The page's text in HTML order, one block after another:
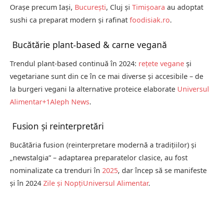
Orașe precum Iași, București, Cluj și Timișoara au adoptat
sushi ca preparat modern și rafinat foodisiak.ro.
Bucătărie plant-based & carne vegană
Trendul plant-based continuă în 2024: rețete vegane și
vegetariane sunt din ce în ce mai diverse și accesibile – de
la burgeri vegani la alternative proteice elaborate Universul
Alimentar+1Aleph News.
Fusion și reinterpretări
Bucătăria fusion (reinterpretare modernă a tradițiilor) și
„newstalgia” – adaptarea preparatelor clasice, au fost
nominalizate ca trenduri în 2025, dar încep să se manifeste
și în 2024 Zile și NopțiUniversul Alimentar.